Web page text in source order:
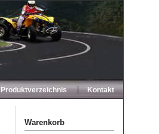
Produktverzeichnis Kontakt
Warenkorb